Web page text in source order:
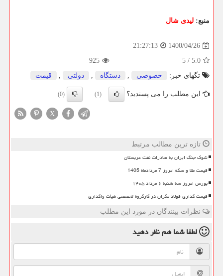
منبع: لیدی شال
1400/04/26
21:27:13
5.0
/
5
925
تگهای خبر:
خصوصی , دستگاه , دولتی , قیمت
این مطلب را می پسندید؟ (1)
(0)
X
تازه ترین مطالب مرتبط
شوک جنگ ایران به صادرات نفت عربستان
قیمت طلا و سکه امروز 7 مردادماه 1405
بورس امروز سه شنبه ۶ مرداد ۱۴۰۵
قیمت گذاری فولاد مکران در کارگروه تخصصی هیأت واگذاری
نظرات بینندگان در مورد این مطلب
لطفا شما همنظر دهید